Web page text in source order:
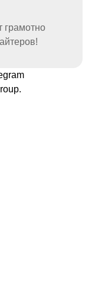
грамотно
.